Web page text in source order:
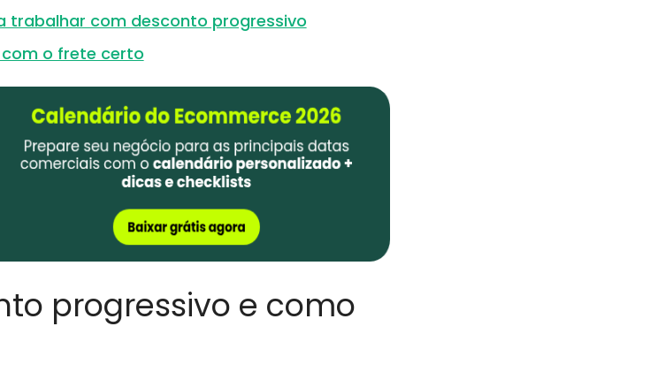
trabalhar com desconto progressivo
o frete certo
progressivo e como